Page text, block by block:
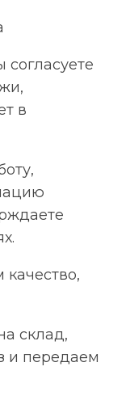
согласуете
в
склад,
и передаем